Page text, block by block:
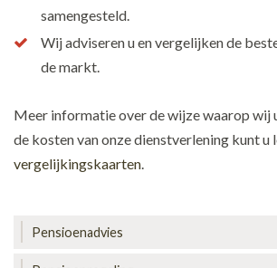
samengesteld.
Wij adviseren u en vergelijken de
de markt.
Meer informatie over de wijze waarop wij
de kosten van onze dienstverlening kunt u
vergelijkingskaarten
Pensioenadvies